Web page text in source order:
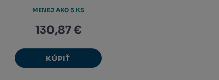
130,87 €
KÚPIŤ
MENEJ AKO 5 KS